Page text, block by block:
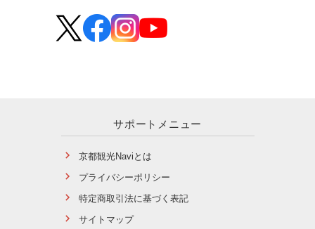
サポートメニュー
京都観光Naviとは
プライバシーポリシー
特定商取引法に基づく表記
サイトマップ